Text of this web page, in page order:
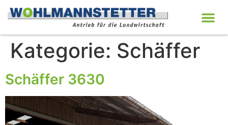
Kategorie: Schäffer
Schäffer 3630